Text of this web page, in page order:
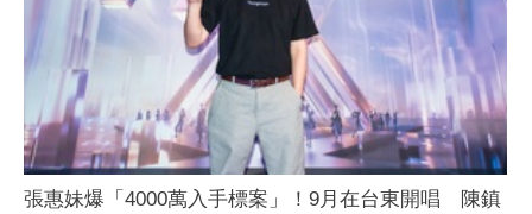
張惠妹爆「4000萬入手標案」！9月在台東開唱 陳鎮